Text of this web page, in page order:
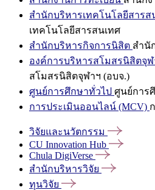
สำนักบริหารเทคโนโลยีสารส
เทคโนโลยีสารสนเทศ
สำนักบริหารกิจการนิสิต สำนั
องค์การบริหารสโมสรนิสิตจุฬ
สโมสรนิสิตจุฬาฯ (อบจ.)
ศูนย์การศึกษาทั่วไป ศูนย์การ
การประเมินออนไลน์ (MCV)
วิจัยและนวัตกรรม
CU Innovation Hub
Chula DigiVerse
สำนักบริหารวิจัย
ทุนวิจัย